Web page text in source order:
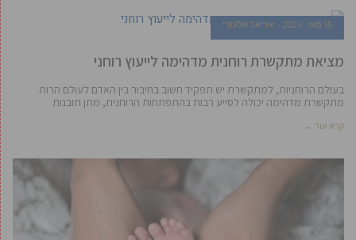
15 מאי, 2024 אריאל אלעזרי
מציאת מתקשרת רוחנית מדהימה לייעוץ רוחני
בעולם הרוחניות, למתקשרת יש תפקיד חשוב בחיבור בין האדם לעולם הרוח.
מתקשרת מדהימה יכולה לסייע רבות בהתפתחות הרוחנית, מתן תובנות
קרא עוד ←